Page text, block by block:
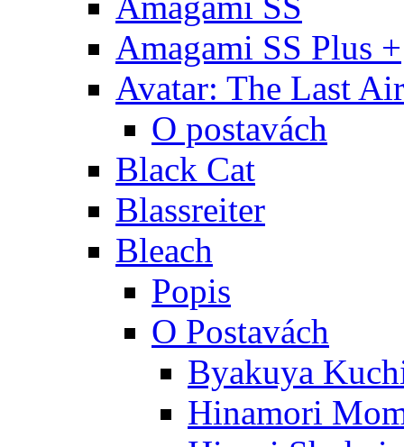
Amagami SS Plus +
Avatar: The Last
O postavách
Black Cat
Blassreiter
Bleach
Popis
O Postavách
Byakuya
Hinamori